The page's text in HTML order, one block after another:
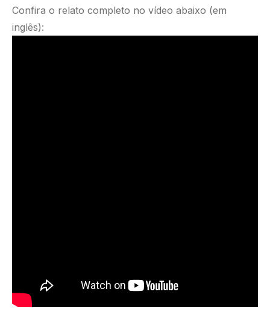
Confira o relato completo no vídeo abaixo (em
inglês):